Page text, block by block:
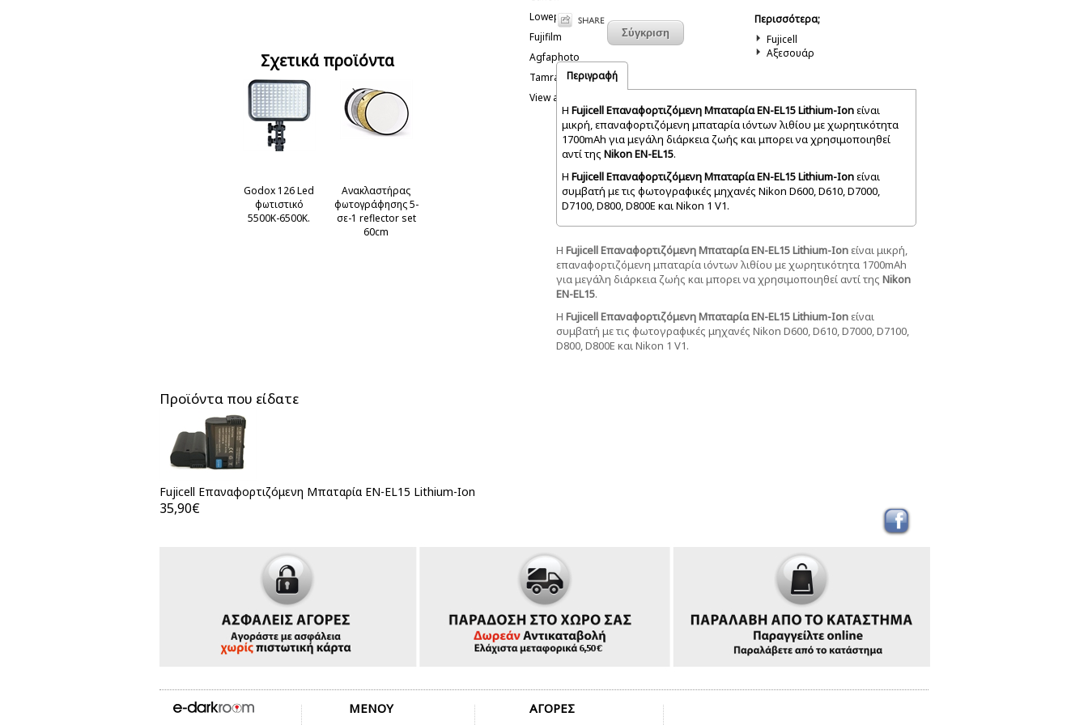
Lowepro
Fujifilm
Agfaphoto
Tamrac
View all
Σχετικά προϊόντα
Godox 126 Led
φωτιστικό
5500Κ-6500K.
Ανακλαστήρας
φωτογράφησης 5-
σε-1 reflector set
60cm
Περισσότερα;
Fujicell
Αξεσουάρ
Περιγραφή
Η Fujicell Επαναφορτιζόμενη Μπαταρία EN-EL15 Lithium-Ionείναι
μικρή, επαναφορτιζόμενη μπαταρία ιόντων λιθίου με χωρητικότητα
1700mAh για μεγάλη διάρκεια ζωής και μπορει να χρησιμοποιηθεί
αντί της Nikon EN-EL15.
Η Fujicell Επαναφορτιζόμενη Μπαταρία EN-EL15 Lithium-Ionείναι
συμβατή με τις φωτογραφικές μηχανές Nikon D600, D610, D7000,
D7100, D800, D800E και Nikon 1 V1.
Η Fujicell Επαναφορτιζόμενη Μπαταρία EN-EL15 Lithium-Ion είναι μικρή,
επαναφορτιζόμενη μπαταρία ιόντων λιθίου με χωρητικότητα 1700mAh
για μεγάλη διάρκεια ζωής και μπορει να χρησιμοποιηθεί αντί της Nikon
EN-EL15.
Η Fujicell Επαναφορτιζόμενη Μπαταρία EN-EL15 Lithium-Ion είναι
συμβατή με τις φωτογραφικές μηχανές Nikon D600, D610, D7000, D7100,
D800, D800E και Nikon 1 V1.
Προϊόντα που είδατε
Fujicell Επαναφορτιζόμενη Μπαταρία EN-EL15 Lithium-Ion
35,90€
ΜΕΝΟΥ ΑΓΟΡΕΣ